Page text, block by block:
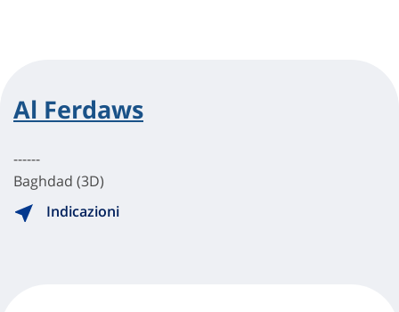
Al Ferdaws
------
Baghdad (3D)
Indicazioni